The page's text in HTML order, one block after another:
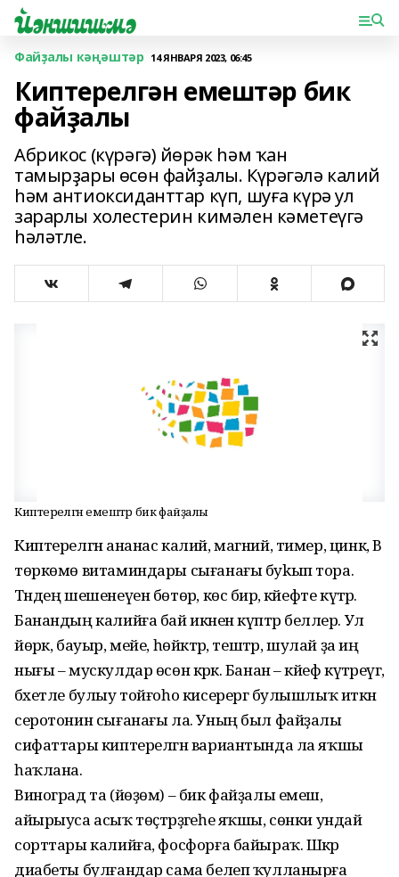
Файҙалы кәңәштәр 14 ЯНВАРЯ 2023, 06:45
Киптерелгән емештәр бик
файҙалы
Абрикос (күрәгә) йөрәк һәм ҡан
тамырҙары өсөн файҙалы. Күрәгәлә калий
һәм антиоксиданттар күп, шуға күрә ул
зарарлы холестерин кимәлен кәметеүгә
һәләтле.
Киптерелгән емештәр бик файҙалы
Киптерелгән ананас калий, магний, тимер, цинк, В
төркөмө витаминдары сығанағы буkып тора.
Тәндең шешенеүен бөтөрә, көс бирә, кәйефте күтәрә.
Банандың калийға бай икәнен күптәр беләлер. Ул
йөрәк, бауыр, мейе, һөйәктәр, тештәр, шулай ҙа иң
нығы – мускулдар өсөн кәрәк. Банан – кәйеф күтәреүгә,
бәхетле булыу тойғоһо кисерергә булышлыҡ иткән
серотонин сығанағы ла. Уның был файҙалы
сифаттары киптерелгән вариантында ла яҡшы
һаҡлана.
Виноград та (йөҙөм) – бик файҙалы емеш,
айырыуса асыҡ төҫтәрҙәгеһе яҡшы, сөнки ундай
сорттары калийға, фосфорға байыраҡ. Шәкәр
диабеты булғандар сама белеп ҡулланырға